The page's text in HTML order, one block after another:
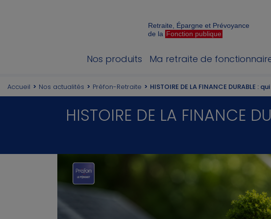
Retraite, Épargne et Prévoyance
de la Fonction publique
Nos produits Ma retraite de
Accueil Nos actualités Préfon-Retraite HISTOIRE DE LA FINANCE DURABLE
HISTOIRE DE LA